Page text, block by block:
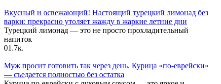
Вкусный и освежающий! Настоящий турецкий лимонад без
варки: прекрасно утоляет жажду в жаркие летние дни
Турецкий лимонад — это не просто прохладительный
напиток
01.7к.
Муж просит готовить так через день. Курица «по-еврейски»
— съедается полностью без остатка